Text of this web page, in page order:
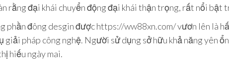
rằng đại khái chuyển động đại khái thận trọng, rất nổi
phần đông desgin được https://ww88xn.com/ vươn lên là
giải pháp công nghệ. Người sử dụng sở hữu khả năng yên
hiếu ngày mai.